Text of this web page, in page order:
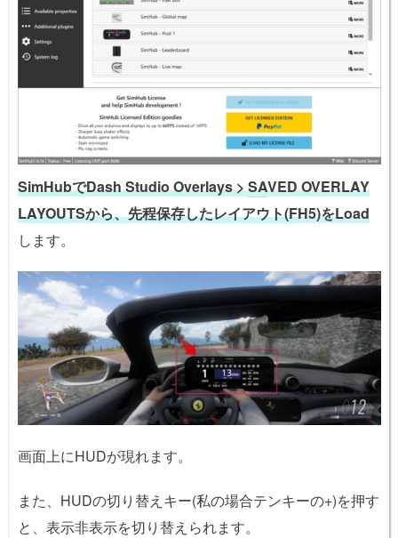
SimHubでDash Studio Overlays >SAVED OVERLAY
LAYOUTSから、先程保存したレイアウト(FH5)をLoad
します。
画面上にHUDが現れます。
また、HUDの切り替えキー(私の場合テンキーの+)を押す
と、表示非表示を切り替えられます。